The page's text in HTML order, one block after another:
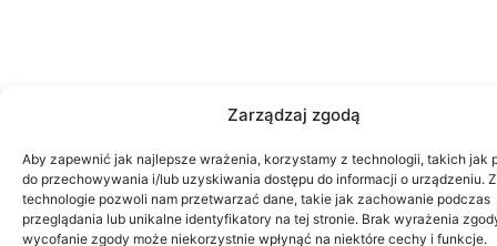
Zarządzaj zgodą
Aby zapewnić jak najlepsze wrażenia, korzystamy z technologii, takich jak
do przechowywania i/lub uzyskiwania dostępu do informacji o urządzeniu.
technologie pozwoli nam przetwarzać dane, takie jak zachowanie podczas
przeglądania lub unikalne identyfikatory na tej stronie. Brak wyrażenia
wycofanie zgody może niekorzystnie wpłynąć na niektóre cechy i funkcje.